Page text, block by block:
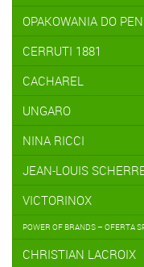
OPAKOWANIA DO
CERRUTI 1881
CACHAREL
UNGARO
NINA RICCI
JEAN-LOUIS
VICTORINOX
POWER OF BRANDS – OFERTA
CHRISTIAN LACROIX